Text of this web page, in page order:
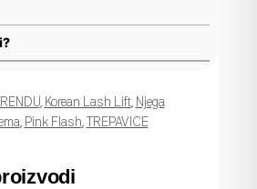
, Korean Lash Lift, Njega
, Pink Flash, TREPAVICE